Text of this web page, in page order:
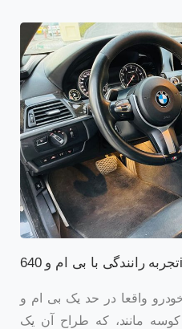
واقعا در حد یک بی ام و
کوسه مانند، که طراح آن یک